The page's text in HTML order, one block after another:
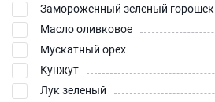
Замороженный зеленый горошек
Масло оливковое
Мускатный орех
Кунжут
Лук зеленый